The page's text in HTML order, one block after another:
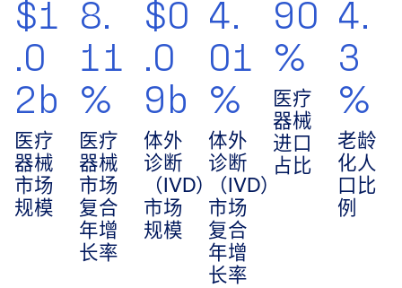
$1
.0
2b
医疗
器械
市场
规模
8.
11
%
医疗
器械
市场
复合
年增
长率
$0
.0
9b
体外
诊断
（IVD）
市场
规模
4.
01
%
体外
诊断
（IVD）
市场
复合
年增
长率
90
%
医疗
器械
进口
占比
4.
3
%
老龄
化人
口比
例